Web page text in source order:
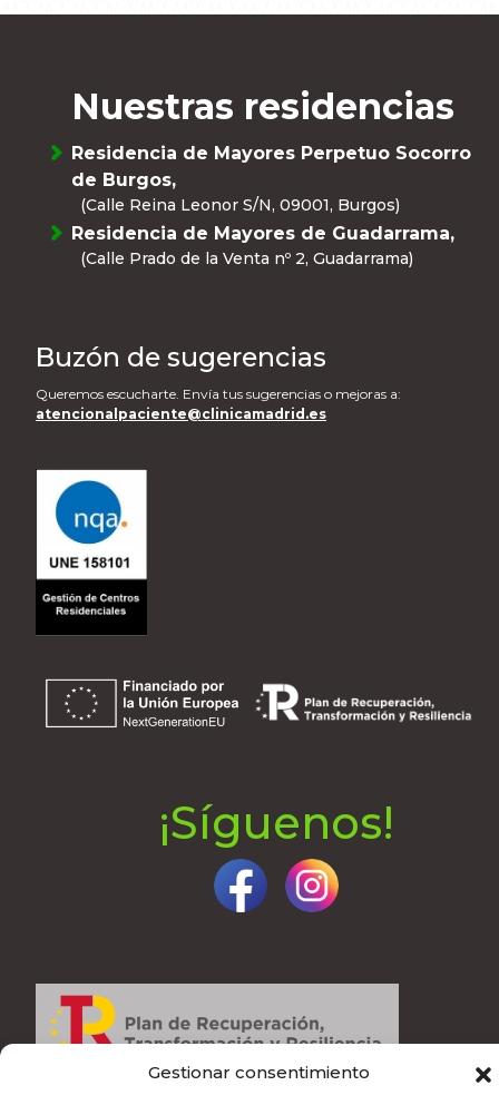
Gestionar consentimiento
Nuestras residencias
Residencia de Mayores Perpetuo Socorro
de Burgos,
(Calle Reina Leonor S/N, 09001, Burgos)
Residencia de Mayores de Guadarrama,
(Calle Prado de la Venta nº 2, Guadarrama)
Buzón de sugerencias
Queremos escucharte. Envía tus sugerencias o mejoras a:
atencionalpaciente@clinicamadrid.es
¡Síguenos!